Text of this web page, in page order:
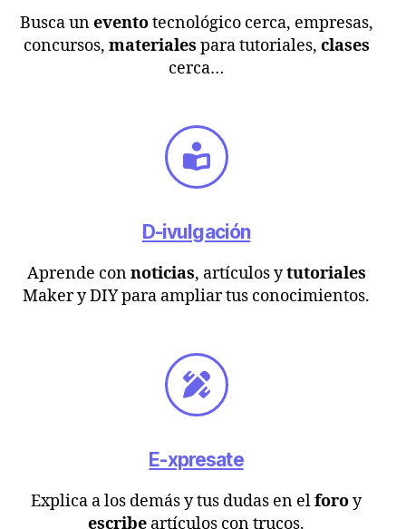
Busca uneventotecnológico cerca, empresas,
concursos, materiales para tutoriales, clases
cerca…
D-ivulgación
Aprende connoticias, artículos ytutoriales
Maker y DIY para ampliar tus conocimientos.
E-xpresate
Explica a los demás y tus dudas en elforoy
escribe artículos con trucos.